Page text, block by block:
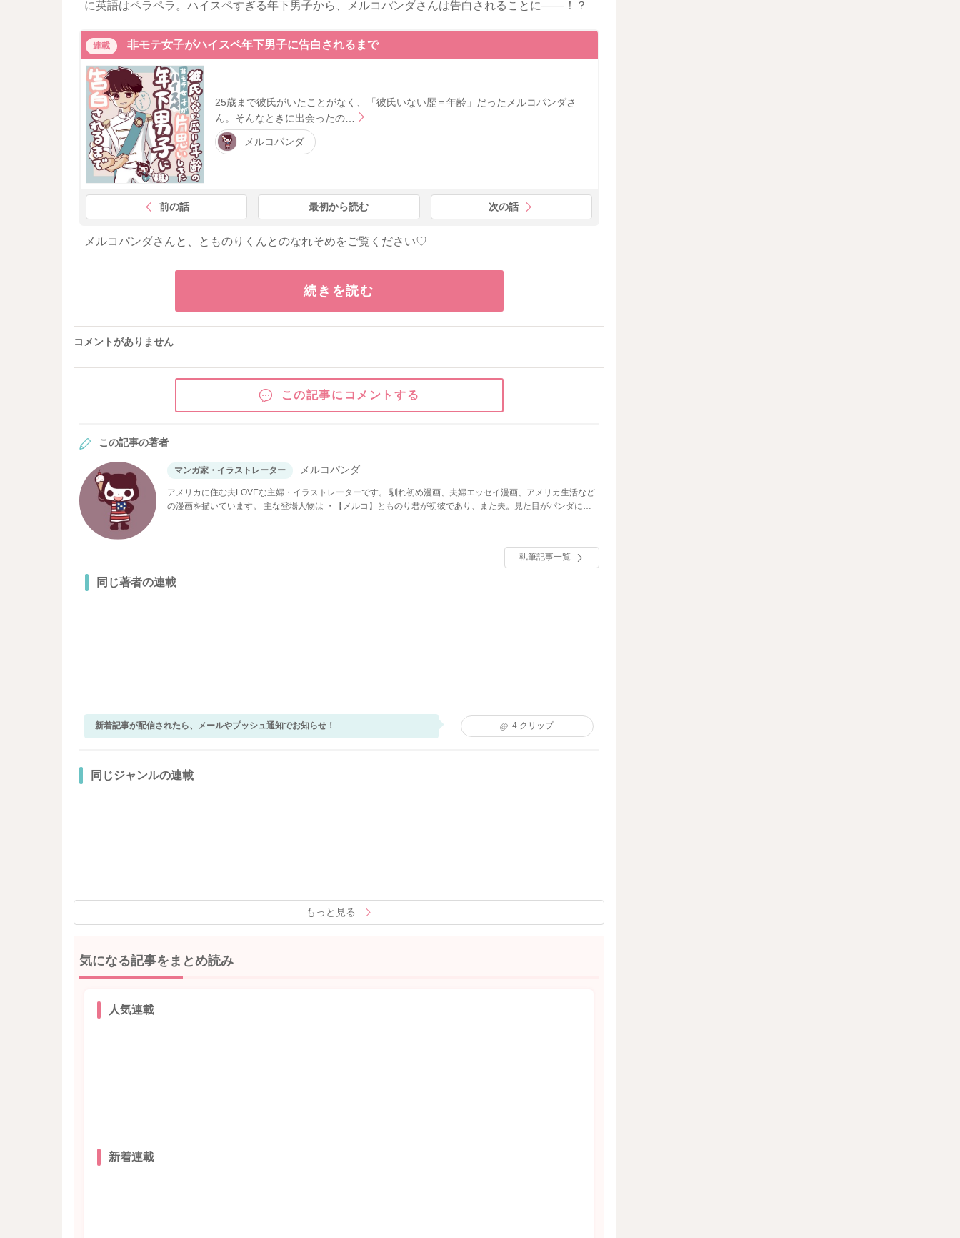
に英語はペラペラ。ハイスペすぎる年下男子から、メルコパンダさんは告白されることに――！？
連載 非モテ女子がハイスペ年下男子に告白されるまで
25歳まで彼氏がいたことがなく、「彼氏いない歴＝年齢」だったメルコパンダさ
ん。そんなときに出会ったの…
メルコパンダ
前の話 最初から読む 次の話
メルコパンダさんと、とものりくんとのなれそめをご覧ください♡
続きを読む
コメントがありません
この記事にコメントする
この記事の著者
マンガ家・イラストレーター メルコパンダ
アメリカに住む夫LOVEな主婦・イラストレーターです。 馴れ初め漫画、夫婦エッセイ漫画、アメリカ生活など
の漫画を描いています。 主な登場人物は ・【メルコ】とものり君が初彼であり、また夫。見た目がパンダに似
執筆記事一覧
同じ著者の連載
新着記事が配信されたら、メールやプッシュ通知でお知らせ！ 4 クリップ
同じジャンルの連載
もっと見る
気になる記事をまとめ読み
人気連載
新着連載